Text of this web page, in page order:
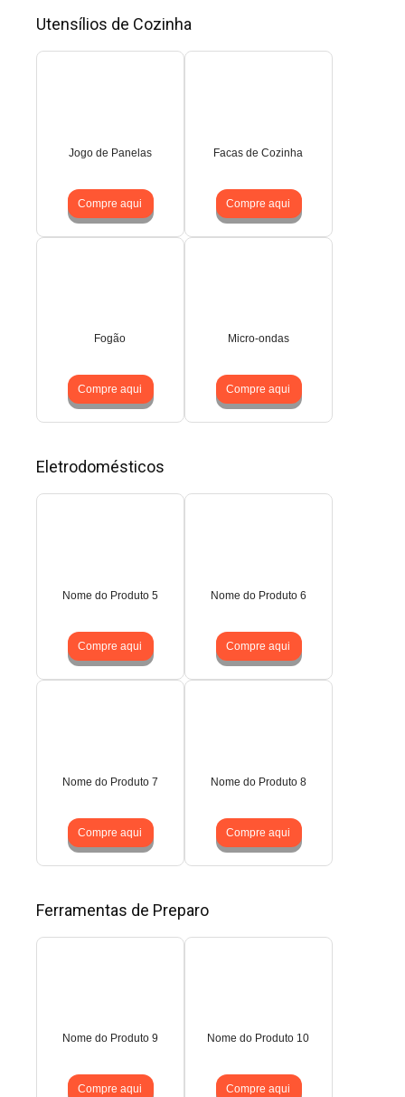
Utensílios de Cozinha
Jogo de Panelas
Compre aqui
Facas de Cozinha
Compre aqui
Fogão
Compre aqui
Micro-ondas
Compre aqui
Eletrodomésticos
Nome do Produto 5
Compre aqui
Nome do Produto 6
Compre aqui
Nome do Produto 7
Compre aqui
Nome do Produto 8
Compre aqui
Ferramentas de Preparo
Nome do Produto 9
Compre aqui
Nome do Produto 10
Compre aqui